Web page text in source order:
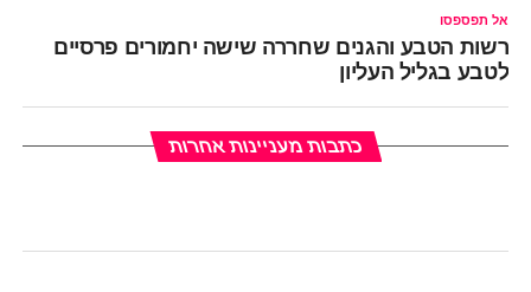
אל תפספסו
רשות הטבע והגנים שחררה שישה יחמורים פרסיים
לטבע בגליל העליון
כתבות מעניינות אחרות